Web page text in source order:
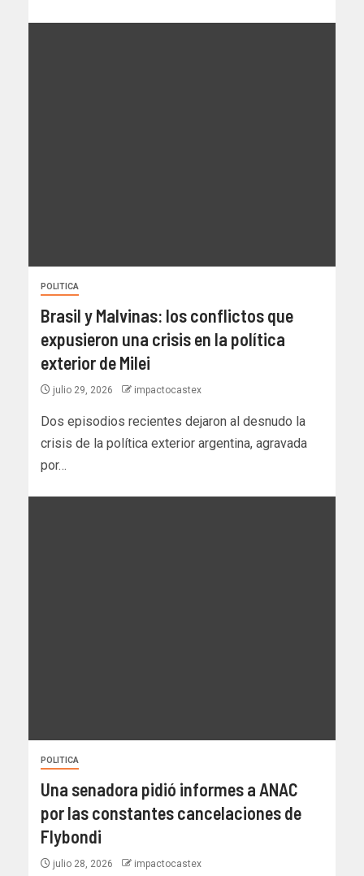
POLITICA
Brasil y Malvinas: los conflictos que
expusieron una crisis en la política
exterior de Milei
julio 29, 2026 impactocastex
Dos episodios recientes dejaron al desnudo la
crisis de la política exterior argentina, agravada
por…
POLITICA
Una senadora pidió informes a ANAC
por las constantes cancelaciones de
Flybondi
julio 28, 2026 impactocastex